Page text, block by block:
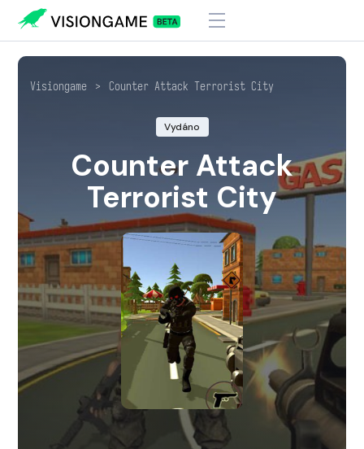
Visiongame > Counter Attack Terrorist City
Vydáno
Counter Attack
Terrorist City